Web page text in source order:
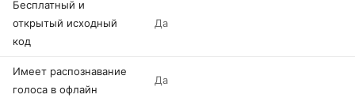
Бесплатный и
открытый исходный
код
Да
Имеет распознавание
голоса в офлайн
Да